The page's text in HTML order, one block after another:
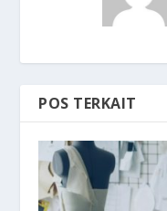
POS TERKAIT